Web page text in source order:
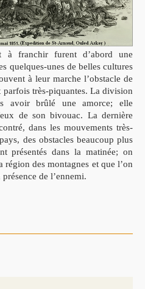
à franchir furent d’abord une
quelques-unes de belles cultures
à leur marche l’obstacle de
parfois très-piquantes. La division
avoir brûlé une amorce; elle
de son bivouac. La dernière
dans les mouvements très-
des obstacles beaucoup plus
présentés dans la matinée; on
région des montagnes et que l’on
de l’ennemi.